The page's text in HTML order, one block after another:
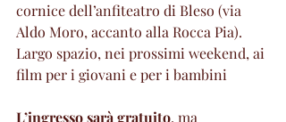
cornice dell’anfiteatro di Bleso (via
Aldo Moro, accanto alla Rocca Pia).
Largo spazio, nei prossimi weekend, ai
film per i giovani e per i bambini
L’ingresso sarà gratuito, ma